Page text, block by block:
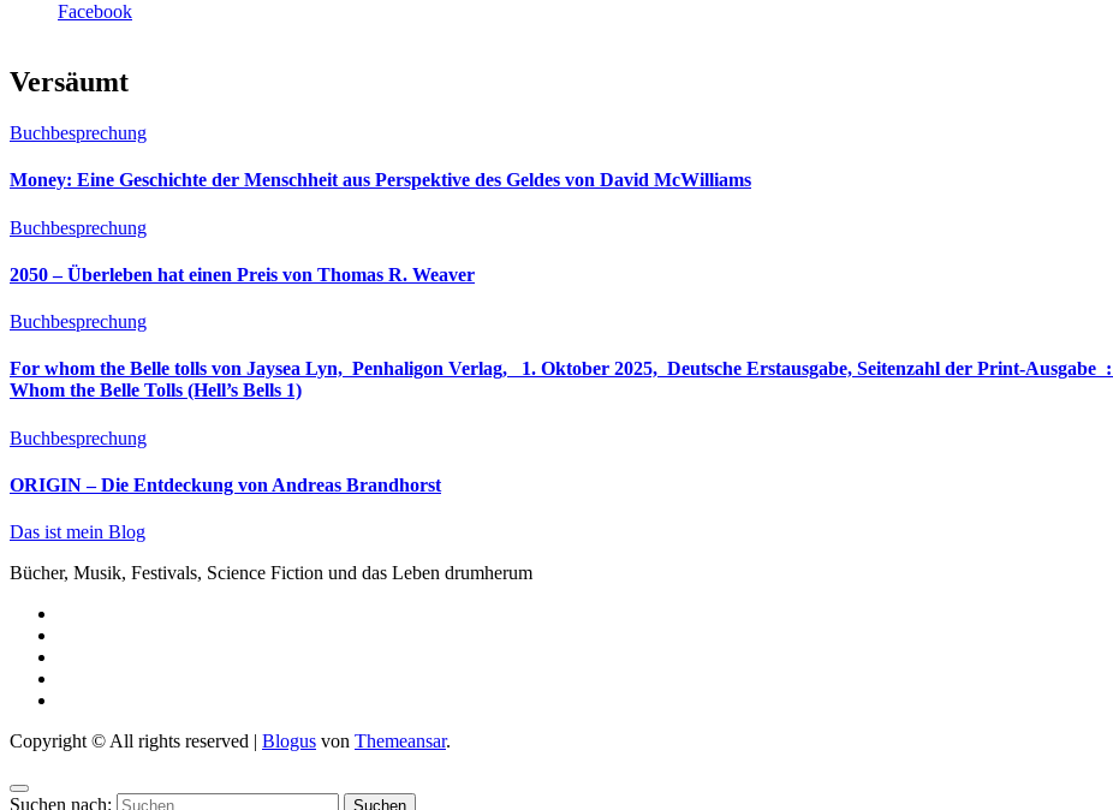
Facebook
Versäumt
Buchbesprechung
Money: Eine Geschichte der Menschheit aus Perspektive des Geldes von David McWilliams
Buchbesprechung
2050 – Überleben hat einen Preis von Thomas R. Weaver
Buchbesprechung
For whom the Belle tolls von Jaysea Lyn, ‎ Penhaligon Verlag, ‎ 1. Oktober 2025, ‎ Deutsche Erstausgabe, Seitenzahl der Print-Ausgabe ‏ : ‎ 848 Seiten, ISBN-13 ‏ : ‎ 978-3764533694, Originaltitel ‏ : ‎ For
Whom the Belle Tolls (Hell’s Bells 1)
Buchbesprechung
ORIGIN – Die Entdeckung von Andreas Brandhorst
Das ist mein Blog
Bücher, Musik, Festivals, Science Fiction und das Leben drumherum
Copyright © All rights reserved | Blogus von Themeansar.
Suchen nach: